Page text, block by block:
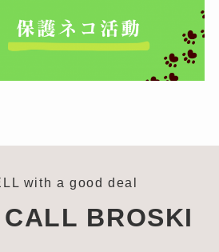
with a good deal
BROSKI